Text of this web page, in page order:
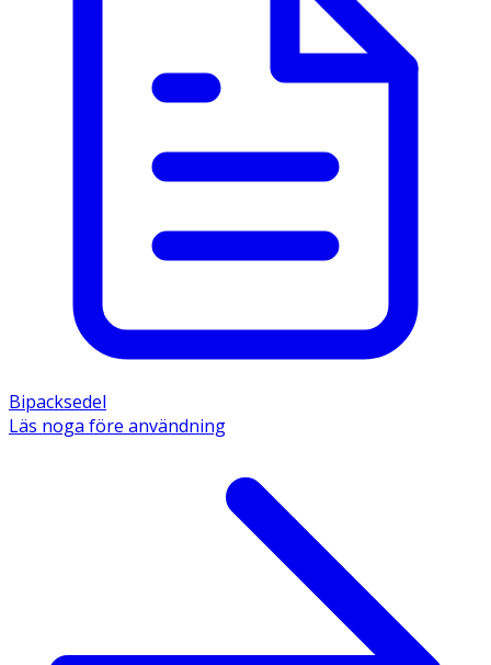
Bipacksedel
Läs noga före användning